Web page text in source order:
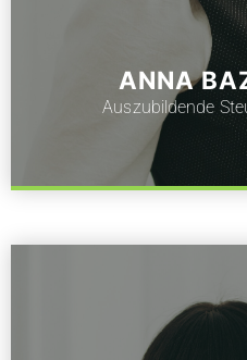
ANNA
Auszubildende